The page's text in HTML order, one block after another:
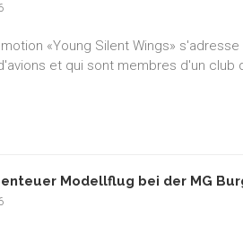
«Young Silent Wings»
et qui sont membres d'un club
Modellflug bei der MG